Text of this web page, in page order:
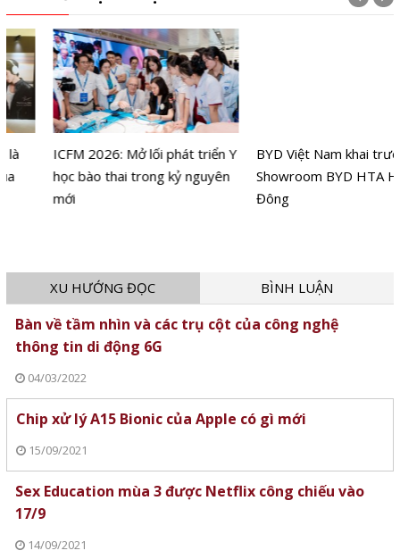
ICFM 2026: Mở lối phát triển Y
học bào thai trong kỷ nguyên
BYD Việt Nam khai trương
Showroom BYD HTA Hà
XU HƯỚNG ĐỌC BÌNH LUẬN
Bàn về tầm nhìn và các trụ cột của công nghệ
thông tin di động 6G
04/03/2022
Chip xử lý A15 Bionic của Apple có gì mới
15/09/2021
Sex Education mùa 3 được Netflix công chiếu vào
17/9
14/09/2021